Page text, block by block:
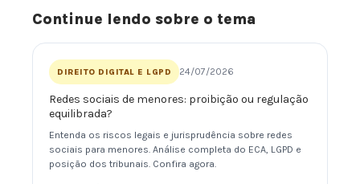
Continue lendo sobre o tema
DIREITO DIGITAL E LGPD 24/07/2026
Redes sociais de menores: proibição ou regulação
equilibrada?
Entenda os riscos legais e jurisprudência sobre redes
sociais para menores. Análise completa do ECA, LGPD e
posição dos tribunais. Confira agora.